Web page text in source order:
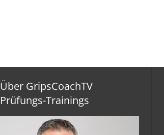
Über GripsCoachTV
Prüfungs-Trainings